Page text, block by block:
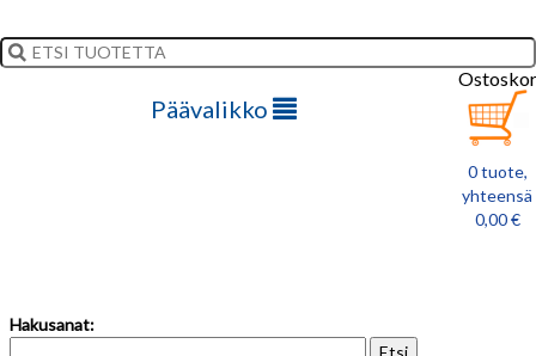
Päävalikko
0 tuote,
yhteensä
0,00 €
Hakusanat: